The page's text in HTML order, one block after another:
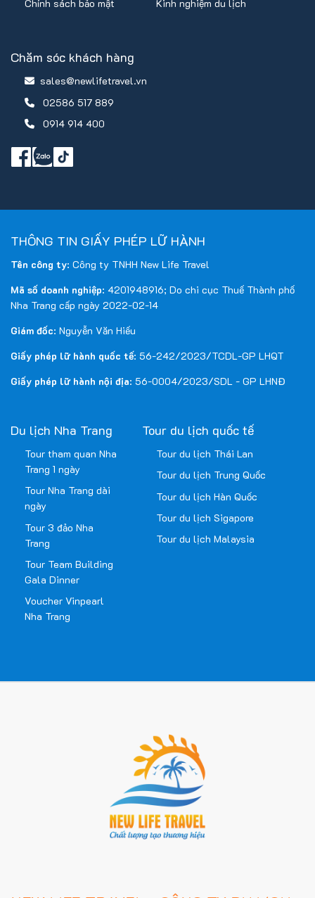
Chính sách bảo mật
Kinh nghiệm du lịch
Chăm sóc khách hàng
sales@newlifetravel.vn
02586 517 889
0914 914 400
THÔNG TIN GIẤY PHÉP LỮ HÀNH
Tên công ty: Công ty TNHH New Life Travel
Mã số doanh nghiệp: 4201948916; Do chi cục Thuế Thành phố
Nha Trang cấp ngày 2022-02-14
Giám đốc: Nguyễn Văn Hiếu
Giấy phép lữ hành quốc tế: 56-242/2023/TCDL-GP LHQT
Giấy phép lữ hành nội địa: 56-0004/2023/SDL - GP LHNĐ
Du lịch Nha Trang
Tour tham quan Nha
Trang 1 ngày
Tour Nha Trang dài
ngày
Tour 3 đảo Nha
Trang
Tour Team Building
Gala Dinner
Voucher Vinpearl
Nha Trang
Tour du lịch quốc tế
Tour du lịch Thái Lan
Tour du lịch Trung Quốc
Tour du lịch Hàn Quốc
Tour du lịch Sigapore
Tour du lịch Malaysia